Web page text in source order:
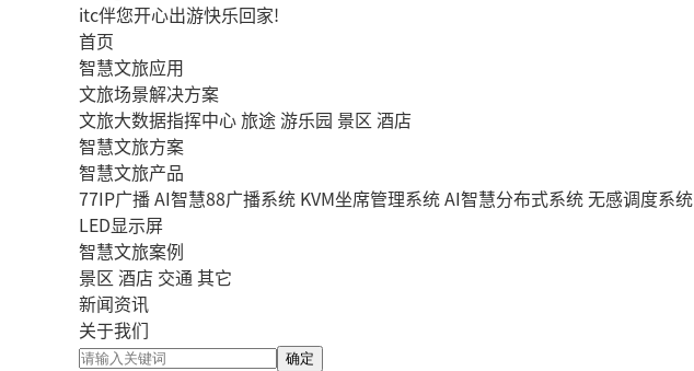
itc伴您开心出游快乐回家!
首页
智慧文旅应用
文旅场景解决方案
文旅大数据指挥中心旅途游乐园 景区 酒店
智慧文旅方案
智慧文旅产品
77IP广播AI智慧88广播系统 KVM坐席管理系统AI智慧分布式系统无感调度系统
LED显示屏
智慧文旅案例
景区 酒店 交通其它
新闻资讯
关于我们
确定